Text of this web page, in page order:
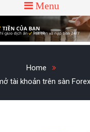
Menu
Home
tài khoản trên sàn